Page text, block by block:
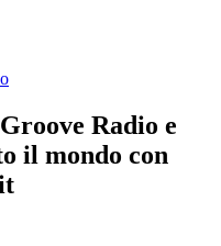
Radio e
il mondo con